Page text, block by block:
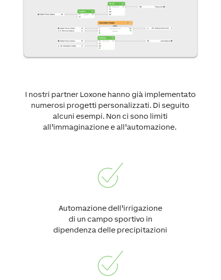
I nostri partner Loxone hanno già implementato
numerosi progetti personalizzati. Di seguito
alcuni esempi. Non ci sono limiti
all’immaginazione e all’automazione.
Automazione dell’irrigazione
di un campo sportivo in
dipendenza delle precipitazioni